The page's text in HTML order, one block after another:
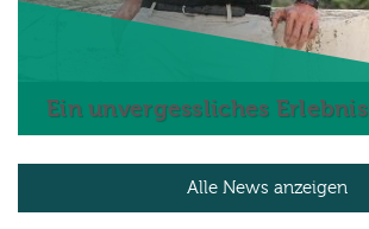
Ein unvergessliches Erlebnis
Alle News anzeigen